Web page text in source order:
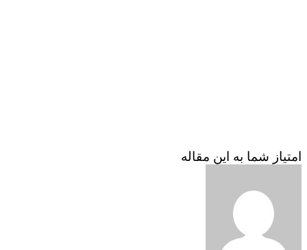
امتیاز شما به این مقاله